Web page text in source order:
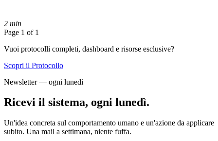
2 min
Page 1 of 1
Vuoi protocolli completi, dashboard e risorse esclusive?
Scopri il Protocollo
Newsletter — ogni lunedì
Ricevi il sistema, ogni lunedì.
Un'idea concreta sul comportamento umano e un'azione da applicare
subito. Una mail a settimana, niente fuffa.